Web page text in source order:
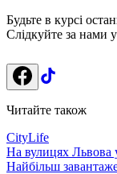
Будьте в курсі
Слідкуйте за нами
Читайте також
CityLife
На вулицях Львова
Найбільш